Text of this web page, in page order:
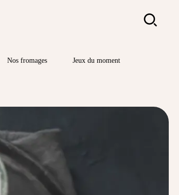
Rechercher
Nos fromages Jeux du moment